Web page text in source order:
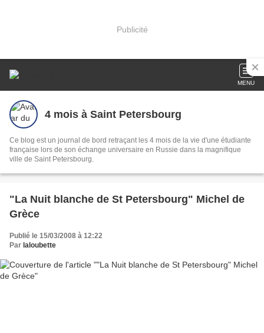
Publicité
MENU
4 mois à Saint Petersbourg
Ce blog est un journal de bord retraçant les 4 mois de la vie d'une étudiante
française lors de son échange universaire en Russie dans la magnifique
ville de Saint Petersbourg.
"La Nuit blanche de St Petersbourg" Michel de
Grèce
Publié le 15/03/2008 à 12:22
Par laloubette